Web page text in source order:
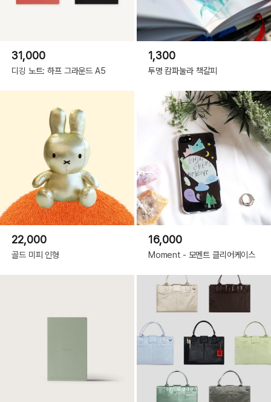
31,000
디깅 노트: 하프 그라운드 A5
1,300
투명 캄파눌라 책갈피
22,000
골드 미피 인형
16,000
Moment - 모멘트 클리어케이스